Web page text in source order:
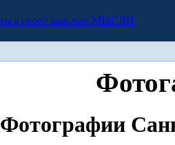
МЫСЛИ
Фотографии